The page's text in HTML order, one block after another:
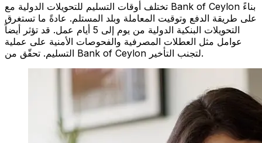
تختلف أوقات التسليم للتحويلات الدولية مع Bank of Ceylon بناءً
على طريقة الدفع وتوقيت المعاملة وبلد المستلم. عادةً ما تستغرق
التحويلات البنكية الدولية من يوم إلى 5 أيام عمل. قد تؤثر أيضاً
عوامل مثل العطلات المصرفية والفحوصات الأمنية على عملية
التسليم. تحقّق من Bank of Ceylon لتجنب التأخير.